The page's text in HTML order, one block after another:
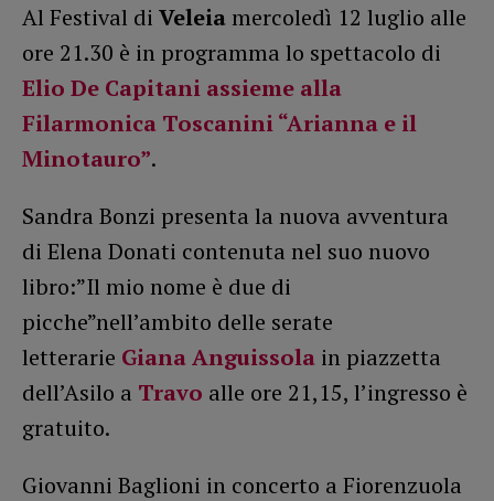
Al Festival di Veleia mercoledì 12 luglio alle
ore 21.30 è in programma lo spettacolo di
Elio De Capitani assieme alla
Filarmonica Toscanini “Arianna e il
Minotauro”.
Sandra Bonzi presenta la nuova avventura
di Elena Donati contenuta nel suo nuovo
libro:”Il mio nome è due di
picche”nell’ambito delle serate
letterarie Giana Anguissola in piazzetta
dell’Asilo a Travo alle ore 21,15, l’ingresso è
gratuito.
Giovanni Baglioni in concerto a Fiorenzuola